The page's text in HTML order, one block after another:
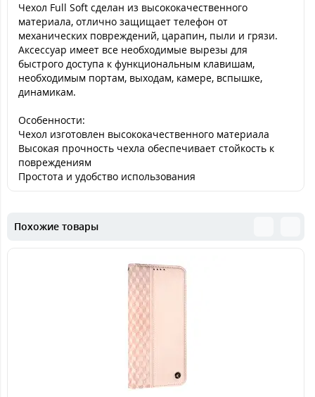
Чехол Full Soft сделан из высококачественного
материала, отлично защищает телефон от
механических повреждений, царапин, пыли и грязи.
Аксессуар имеет все необходимые вырезы для
быстрого доступа к функциональным клавишам,
необходимым портам, выходам, камере, вспышке,
динамикам.
Особенности:
Чехол изготовлен высококачественного материала
Высокая прочность чехла обеспечивает стойкость к
повреждениям
Простота и удобство использования
Похожие товары